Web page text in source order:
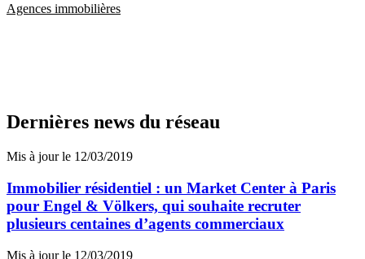
Agences immobilières
Dernières news du réseau
Mis à jour le 12/03/2019
Immobilier résidentiel : un Market Center à Paris
pour Engel & Völkers, qui souhaite recruter
plusieurs centaines d’agents commerciaux
Mis à jour le 12/03/2019